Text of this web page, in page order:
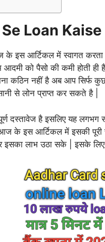
Loan Kaise
इस आर्टिकल में स्वागत
को पैसो की कमी होती
कठिन नहीं है अब आप सिर्फ
से लोन प्राप्त कर सकते है |
दस्तावेज है इसलिए यह
के इस आर्टिकल में इसकी पूरी
लाभ उठा सके | इसके लिए